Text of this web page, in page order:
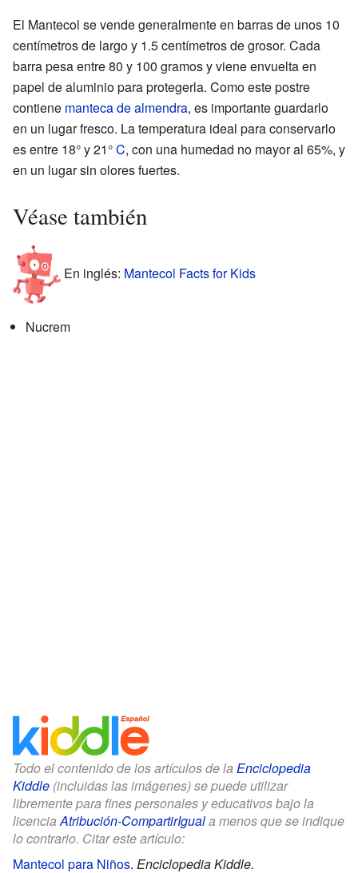
El Mantecol se vende generalmente en barras de unos 10
centímetros de largo y 1.5 centímetros de grosor. Cada
barra pesa entre 80 y 100 gramos y viene envuelta en
papel de aluminio para protegerla. Como este postre
contiene manteca de almendra, es importante guardarlo
en un lugar fresco. La temperatura ideal para conservarlo
es entre 18° y 21°C, con una humedad no mayor al 65%, y
en un lugar sin olores fuertes.
Véase también
En inglés: Mantecol Facts for Kids
Nucrem
Todo el contenido de los artículos de la Enciclopedia
Kiddle (incluidas las imágenes) se puede utilizar
libremente para fines personales y educativos bajo la
licenciaAtribución-CompartirIguala menos que se indique
lo contrario. Citar este artículo:
Mantecol para Niños. Enciclopedia Kiddle.